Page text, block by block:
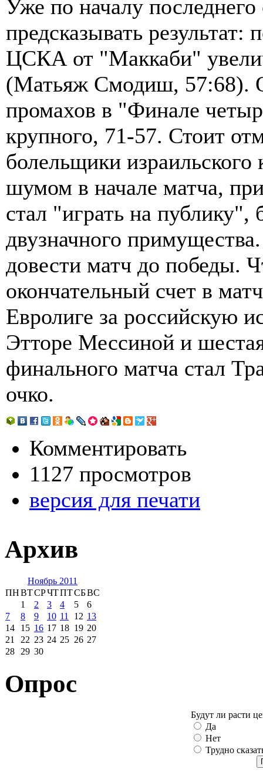
Уже по началу
предсказывать
ЦСКА от "Маккаби"
(Матьяж Смодиш, 57:68).
промахов в "Финале
крупного, 71-57. Стоит
болельщики
шумом в начале матча,
стал "играть на публику",
двузначного
довести матч до победы.
окончательный счет в
Евролиге за российскую
Этторе Мессиной и
финального матча стал
очко.
Комментировать
1127 просмотров
версия для печати
Архив
Ноябрь 2011
ПНВТСРЧТПТСБВС
1
2 3 4 5
6
7
8 9 10 11 12 13
14
15 16 17 18 19 20
21
22 23 24 25 26 27
28
29 30
Опрос
Будут ли расти
Да
Нет
Трудно